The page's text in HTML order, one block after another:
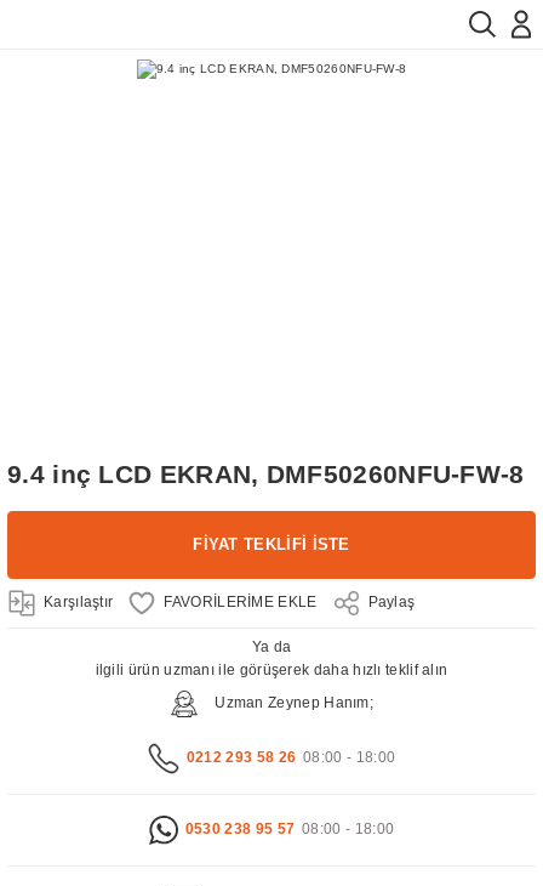
9.4 inç LCD EKRAN, DMF50260NFU-FW-8
FİYAT TEKLİFİ İSTE
Karşılaştır Paylaş
Ya da
ilgili ürün uzmanı ile görüşerek daha hızlı teklif alın
Uzman Zeynep Hanım;
0212 293 58 26 08:00 - 18:00
0530 238 95 57 08:00 - 18:00